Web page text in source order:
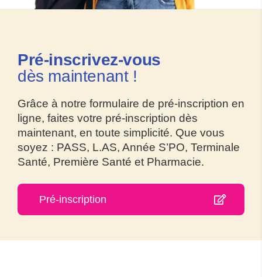
Pré-inscrivez-vous
dès maintenant !
Grâce à notre formulaire de pré-inscription en
ligne, faites votre pré-inscription dès
maintenant, en toute simplicité. Que vous
soyez : PASS, L.AS, Année S’PO, Terminale
Santé, Première Santé et Pharmacie.
Pré-inscription